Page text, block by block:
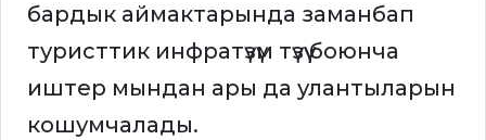
бардык аймактарында заманбап
туристтик инфратүзүм түзүү боюнча
иштер мындан ары да улантыларын
кошумчалады.